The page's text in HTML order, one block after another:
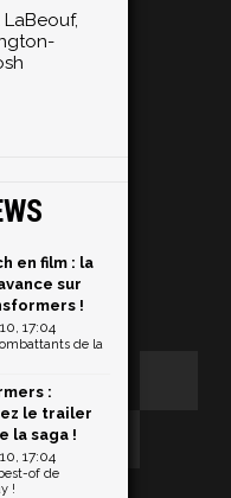
LaBeouf,
en film : la
sur
!
17:04
de la
:
le trailer
la saga !
17:04
of de
!